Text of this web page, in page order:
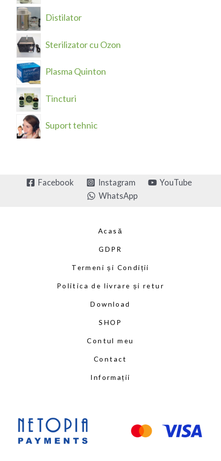
Distilator
Sterilizator cu Ozon
Plasma Quinton
Tincturi
Suport tehnic
Facebook Instagram
YouTube
WhatsApp
Acasă
GDPR
Termeni și Condiții
Politica de livrare și retur
Download
SHOP
Contul meu
Contact
Informații